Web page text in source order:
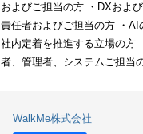
およびご担当の方 ・DXおよ
責任者およびご担当の方 ・AI
社内定着を推進する立場の方
者、管理者、システムご担当
WalkMe株式会社